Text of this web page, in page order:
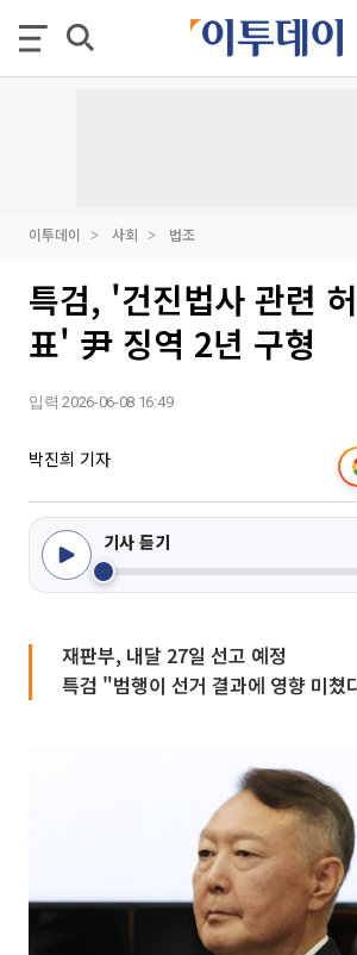
이투데이 사회 법조
특검, '건진법사 관련
표' 尹 징역 2년 구형
입력 2026-06-08 16:49
박진희 기자
기사 듣기
재판부, 내달 27일 선고 예정
특검 "범행이 선거 결과에 영향 미쳤